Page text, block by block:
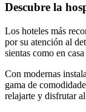
Descubre la
Los hoteles más
por su atención al
sientas como en
Con modernas
gama de
relajarte y disfrutar